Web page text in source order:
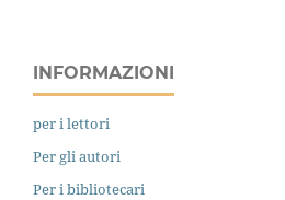
INFORMAZIONI
per i lettori
Per gli autori
Per i bibliotecari